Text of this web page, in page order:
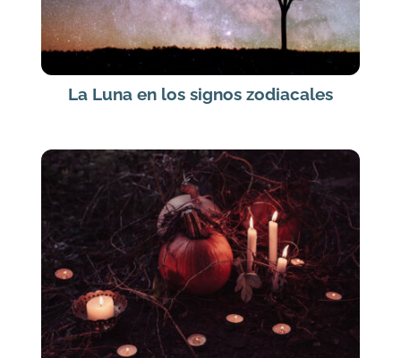
La Luna en los signos zodiacales